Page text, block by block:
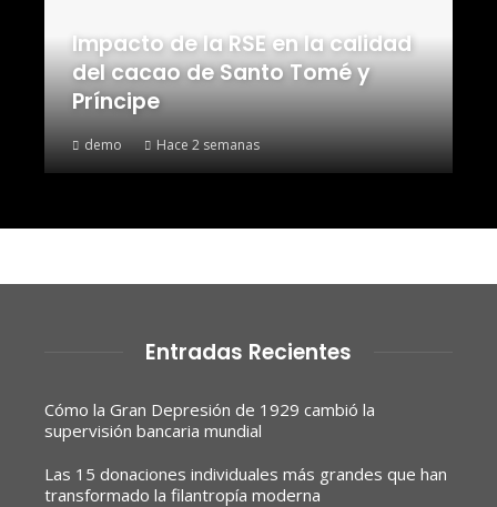
Impacto de la RSE en la calidad
del cacao de Santo Tomé y
Príncipe
demo Hace 2 semanas
Entradas Recientes
Cómo la Gran Depresión de 1929 cambió la
supervisión bancaria mundial
Las 15 donaciones individuales más grandes que han
transformado la filantropía moderna